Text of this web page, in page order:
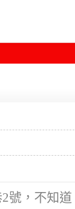
號，不知道